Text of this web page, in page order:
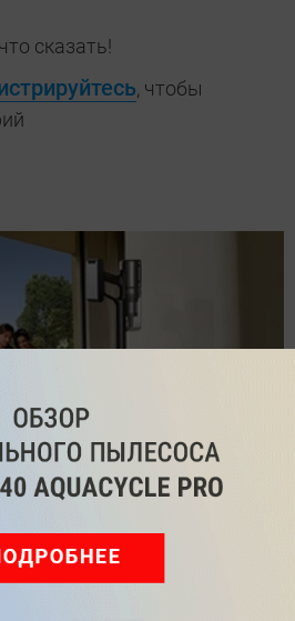
сказать!
, чтобы
Dreame Z40 AquaCycle